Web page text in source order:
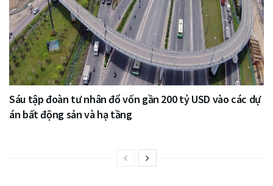
Sáu tập đoàn tư nhân đổ vốn gần 200 tỷ USD vào các dự
án bất động sản và hạ tầng